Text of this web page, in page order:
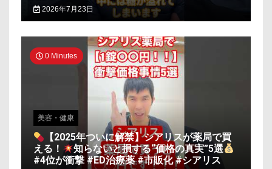
2026年7月23日
0 Minutes
美容・健康
【2025年ついに解禁】シアリスが薬局で買
える！
知らないと損する“価格の真実”5選
#4位が衝撃 #ED治療薬 #市販化 #シアリス